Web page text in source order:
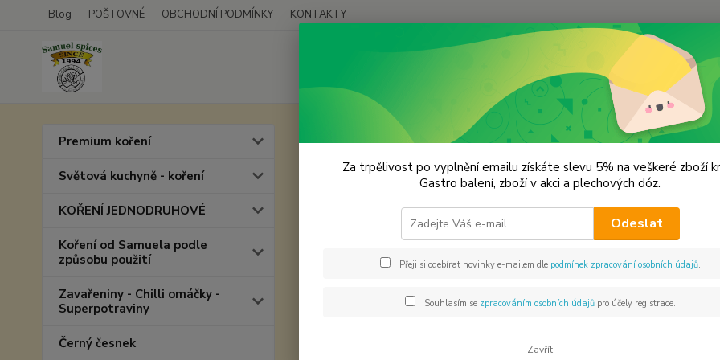
Blog POŠTOVNÉ OBCHODNÍ PODMÍNKY KONTAKTY
Premium koření
Světová kuchyně - koření
KOŘENÍ JEDNODRUHOVÉ
Koření od Samuela podle
způsobu použití
Zavařeniny - Chilli omáčky -
Superpotraviny
Černý česnek
Pepř bílý celý
Pepř bílý celý
Indii
Za trpělivost po vyplnění emailu získáte slevu 5% na veškeré zboží
Gastro balení, zboží v akci a plechových dóz.
Odeslat
Přeji si odebírat novinky e-mailem dle podmínek zpracování osobních údajů.
Souhlasím se zpracováním osobních údajůpro účely registrace.
Zavřít